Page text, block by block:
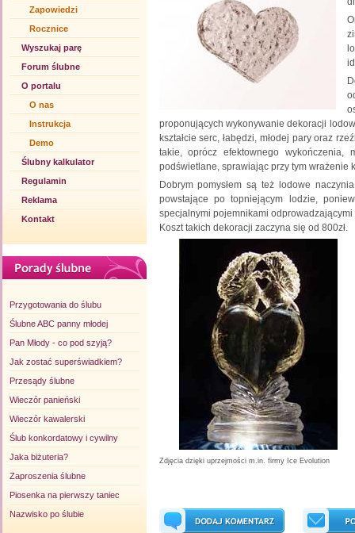
Zapowiedzi
Rocznice
Wyszukaj parę
Forum ślubne
O portalu
O nas
Instrukcja
Demo
Ślubny kalkulator
Regulamin
Reklama
Kontakt
Przygotowania do ślubu
Ślubne ABC panny młodej
Pan Młody - co pod szyją?
Jak zostać superświadkiem?
Przesądy ślubne
Wieczór panieński
Wieczór kawalerski
Ślub konkordatowy i cywilny
Jaka biżuteria?
Zaproszenia ślubne
Piosenka na pierwszy taniec
Nazwisko po ślubie
proponujących wykonywanie dekoracji
kształcie serc, łabędzi, młodej pary oraz
takie, oprócz efektownego wykończenia,
podświetlane, sprawiając przy tym wrażenie
Dobrym pomysłem są też lodowe
powstające po topniejącym lodzie,
specjalnymi pojemnikami odprowadzającymi
Koszt takich dekoracji zaczyna się od 800zł.
Zdjęcia dzięki uprzejmości m.in. firmy Ice Evolution